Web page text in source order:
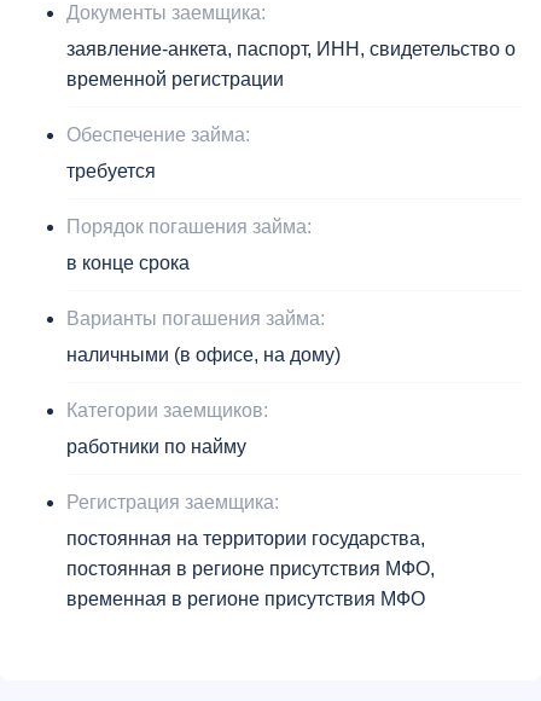
Документы заемщика:
заявление-анкета, паспорт, ИНН, свидетельство о
временной регистрации
Обеспечение займа:
требуется
Порядок погашения займа:
в конце срока
Варианты погашения займа:
наличными (в офисе, на дому)
Категории заемщиков:
работники по найму
Регистрация заемщика:
постоянная на территории государства,
постоянная в регионе присутствия МФО,
временная в регионе присутствия МФО